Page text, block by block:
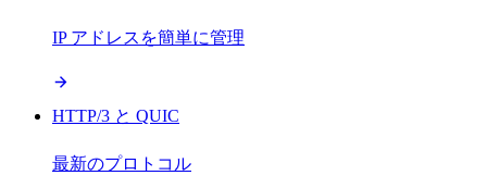
IP アドレスを簡単に管理
HTTP/3 と QUIC
最新のプロトコル